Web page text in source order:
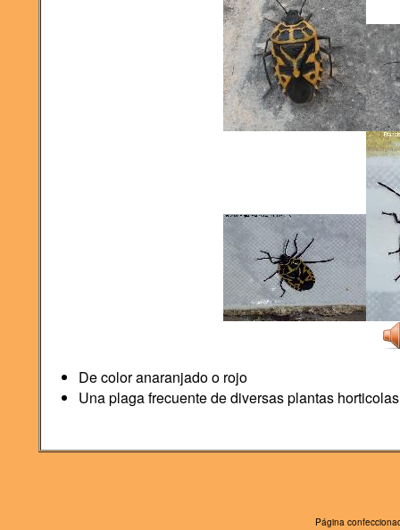
De color anaranjado o rojo
Una plaga frecuente de diversas plantas
Página